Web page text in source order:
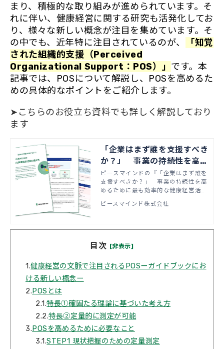
まり、積極的な取り組みが進められています。そ
れに伴い、健康経営に関する研究も活発化してお
り、様々な新しい概念が注目を集めています。そ
の中でも、近年特に注目されているのが、
「知覚
された組織的支援（Perceived
Organizational Support：POS）」 です。本
記事では、POSについて解説し、POSを高めるた
めの具体的なポイントをご紹介します。
➤こちらのお役立ち資料でも詳しく解説しており
ます
「企業はまず誰を支援すべき
か？」 事業の持続性を高め
るために最も効率的な健康経
営活動の進め方
ピースマインドの『「企業はまず誰を
支援すべきか？」 事業の持続性を高
めるために最も効率的な健康経営活動
す。
ピースマインド株式会社
目次 [非表示]
1.健康経営の文脈で注目されるPOSーガイドブックにお
ける新しい概念ー
2.POSとは
2.1.特長①確固たる理論に基づいた考え方
2.2.特長②定量的に測定が可能
3.POSを高めるために必要なこと
3.1.STEP1 現状把握のための定量測定